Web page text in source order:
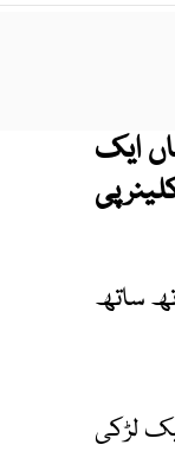
ایک
پی
ساتھ
سے ایک لڑکی